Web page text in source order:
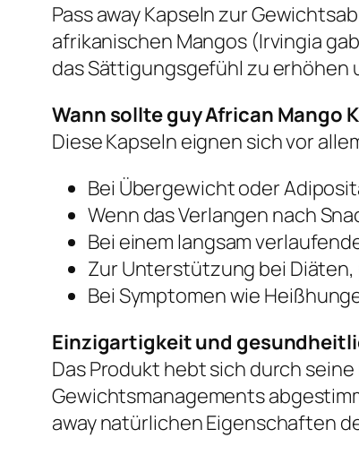
Pass away Kapseln zur
afrikanischen Mangos (Irvingia
das Sättigungsgefühl zu erhöhen
Wann sollte guy African Mango
Diese Kapseln eignen sich vor
Bei Übergewicht oder
Wenn das Verlangen nach
Bei einem langsam
Zur Unterstützung bei
Bei Symptomen wie
Einzigartigkeit und
Das Produkt hebt sich durch
Gewichtsmanagements
away natürlichen Eigenschaften